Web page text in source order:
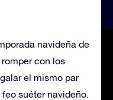
navideña de
con los
el mismo par
suéter navideño.